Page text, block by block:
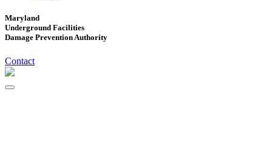
Maryland
Underground Facilities
Damage Prevention Authority
Contact